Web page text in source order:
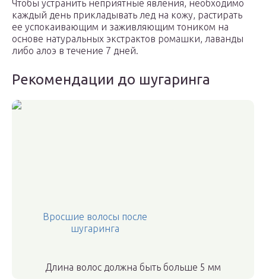
Чтобы устранить неприятные явления, необходимо
каждый день прикладывать лед на кожу, растирать
ее успокаивающим и заживляющим тоником на
основе натуральных экстрактов ромашки, лаванды
либо алоэ в течение 7 дней.
Рекомендации до шугаринга
Вросшие волосы после
шугаринга
Длина волос должна быть больше 5 мм